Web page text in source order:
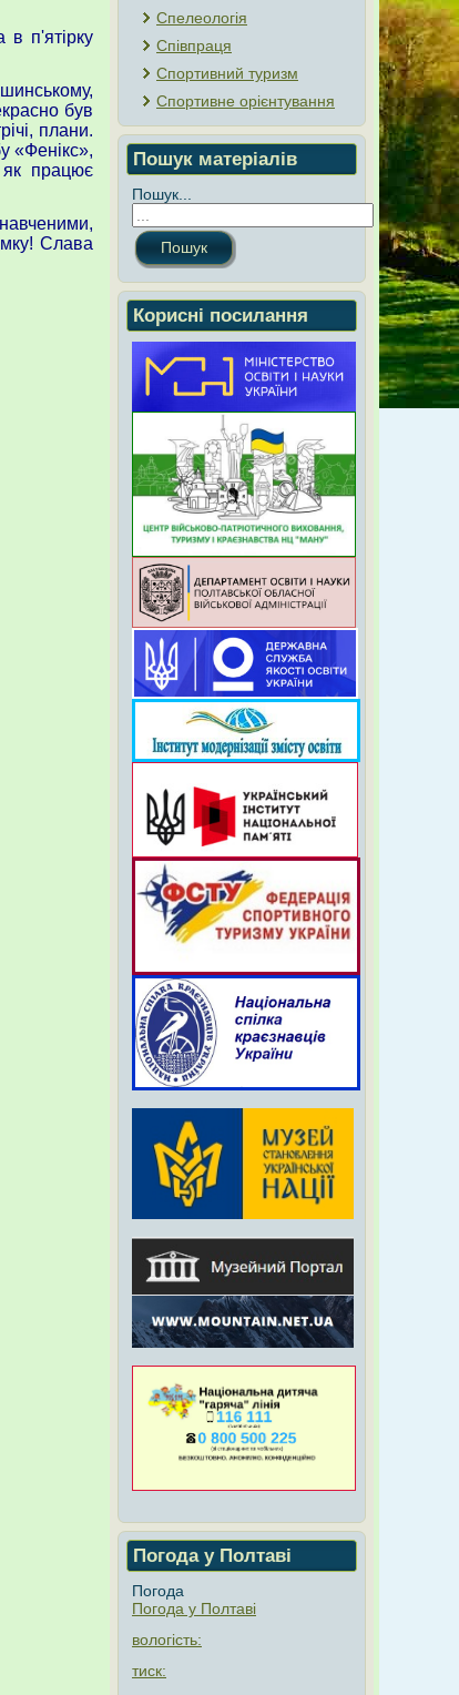
п'ятірку
був
плани.
«Фенікс»,
як працює
Слава
Спелеологія
Співпраця
Спортивний туризм
Спортивне орієнтування
Пошук матеріалів
Пошук...
Пошук
Корисні посилання
Погода у Полтаві
Погода
Погода у Полтаві
вологість:
тиск: